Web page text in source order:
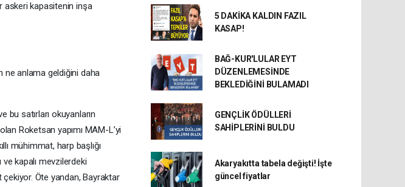
askeri kapasitenin inşa
ne anlama geldiğini daha
bu satırları okuyanların
Roketsan yapımı MAM-L’yi
mühimmat, harp başlığı
ve kapalı mevzilerdeki
Öte yandan, Bayraktar
5 DAKİKA KALDIN FAZIL
KASAP!
BAĞ-KUR'LULAR EYT
DÜZENLEMESİNDE
BEKLEDİĞİNİ BULAMADI
GENÇLİK ÖDÜLLERİ
SAHİPLERİNİ BULDU
Akaryakıtta tabela değişti! İşte
güncel fiyatlar